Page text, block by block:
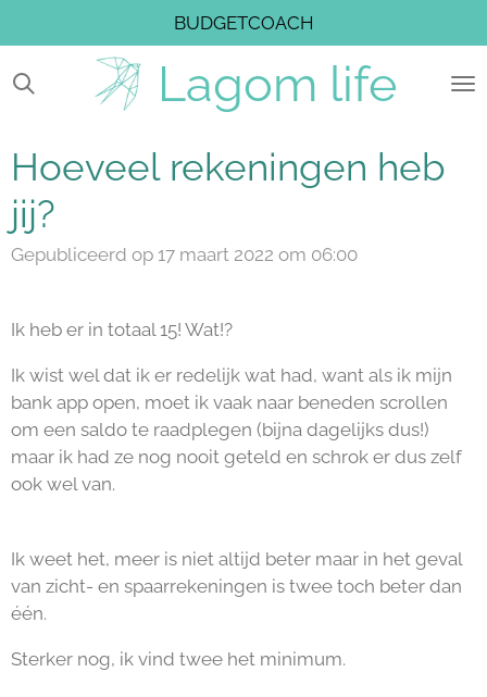
direct
naar
Lagom life
BUDGETCOACH
Hoeveel rekeningen heb
jij?
Gepubliceerd op 17 maart 2022 om 06:00
Ik heb er in totaal 15! Wat!?
Ik wist wel dat ik er redelijk wat had, want als ik mijn
bank app open, moet ik vaak naar beneden scrollen
om een saldo te raadplegen (bijna dagelijks dus!)
maar ik had ze nog nooit geteld en schrok er dus zelf
ook wel van.
Ik weet het, meer is niet altijd beter maar in het geval
van zicht- en spaarrekeningen is twee toch beter dan
één.
Sterker nog, ik vind twee het minimum.